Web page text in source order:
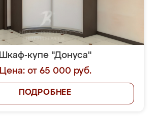
Шкаф-купе "Донуса"
Цена: от 65 000 руб.
ПОДРОБНЕЕ